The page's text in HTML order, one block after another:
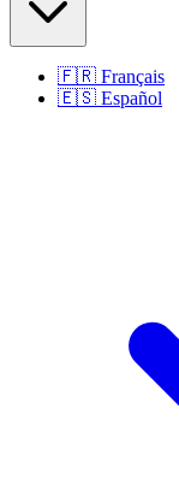
🇫🇷 Français
🇪🇸 Español